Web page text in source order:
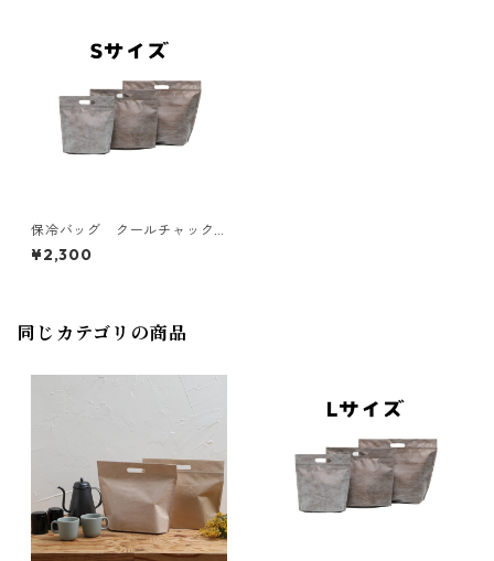
保冷バッグ クールチャック
ブラウン Sサイズ 10枚入
り W270×275×底マチ40+4
¥2,300
同じカテゴリの商品